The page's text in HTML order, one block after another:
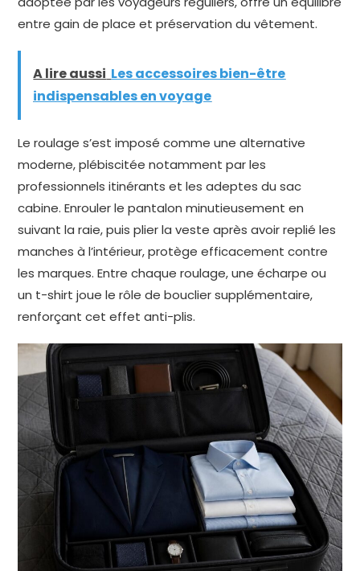
entre gain de place et préservation du vêtement.
A lire aussi Les accessoires bien-être
indispensables en voyage
Le roulage s’est imposé comme une alternative
moderne, plébiscitée notamment par les
professionnels itinérants et les adeptes du sac
cabine. Enrouler le pantalon minutieusement en
suivant la raie, puis plier la veste après avoir replié les
manches à l’intérieur, protège efficacement contre
les marques. Entre chaque roulage, une écharpe ou
un t-shirt joue le rôle de bouclier supplémentaire,
renforçant cet effet anti-plis.